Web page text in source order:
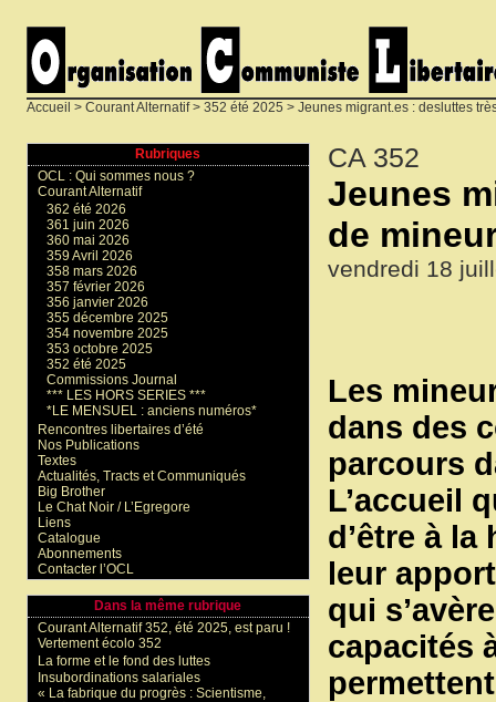
Accueil > Courant Alternatif> 352 été 2025 > Jeunes migrant.es : desluttes
CA 352
Jeunes
de
vendredi 18
Les
dans des
parcours
L’accueil
d’être à
leur
qui
capacités
Rubriques
OCL : Qui sommes nous ?
Courant Alternatif
362 été 2026
361 juin 2026
360 mai 2026
359 Avril 2026
358 mars 2026
357 février 2026
356 janvier 2026
355 décembre 2025
354 novembre 2025
353 octobre 2025
352 été 2025
Commissions Journal
*** LES HORS SERIES ***
*LE MENSUEL : anciens numéros*
Rencontres libertaires d’été
Nos Publications
Textes
Actualités, Tracts et Communiqués
Big Brother
Le Chat Noir / L’Egregore
Liens
Catalogue
Abonnements
Contacter l’OCL
Dans la même rubrique
Courant Alternatif 352, été 2025, est paru !
Vertement écolo 352
La forme et le fond des luttes
Insubordinations salariales
« La fabrique du progrès : Scientisme,